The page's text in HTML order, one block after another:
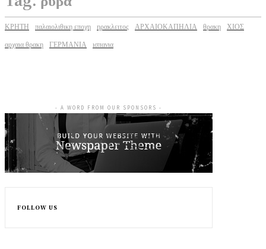
ΚΡΗΤΗ παλαιολιθικη εποχη ηρακλειτος ΑΡΧΑΙΟΚΑΠΗΛΙΑ θρακη
ΧΙΟΣ
αρχαια θρακη ΓΕΡΜΑΝΙΑ ισπανια
- A WORD FROM OUR SPONSORS -
FOLLOW US